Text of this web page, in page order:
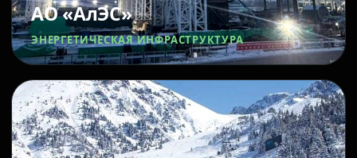
АО «АлЭС»
ЭНЕРГЕТИЧЕСКАЯ ИНФРАСТРУКТУРА